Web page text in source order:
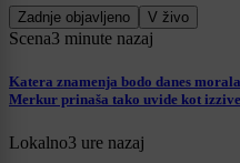
Zadnje objavljeno V živo
Scena3 minute nazaj
Katera znamenja bodo danes
Merkur prinaša tako uvide kot izzive
Lokalno3 ure nazaj